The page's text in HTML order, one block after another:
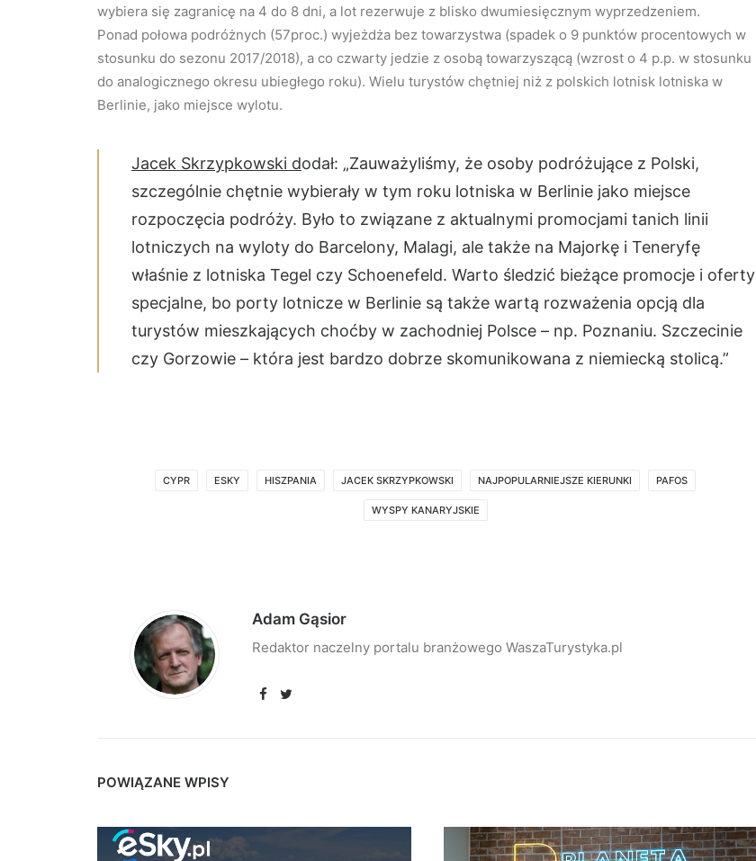
wybiera się zagranicę na 4 do 8 dni, a lot rezerwuje z blisko dwumiesięcznym wyprzedzeniem.
Ponad połowa podróżnych (57proc.) wyjeżdża bez towarzystwa (spadek o 9 punktów procentowych w
stosunku do sezonu 2017/2018), a co czwarty jedzie z osobą towarzyszącą (wzrost o 4 p.p. w stosunku
do analogicznego okresu ubiegłego roku). Wielu turystów chętniej niż z polskich lotnisk lotniska w
Berlinie, jako miejsce wylotu.
Jacek Skrzypkowski dodał: „Zauważyliśmy, że osoby podróżujące z Polski,
szczególnie chętnie wybierały w tym roku lotniska w Berlinie jako miejsce
rozpoczęcia podróży. Było to związane z aktualnymi promocjami tanich linii
lotniczych na wyloty do Barcelony, Malagi, ale także na Majorkę i Teneryfę
właśnie z lotniska Tegel czy Schoenefeld. Warto śledzić bieżące promocje i oferty
specjalne, bo porty lotnicze w Berlinie są także wartą rozważenia opcją dla
turystów mieszkających choćby w zachodniej Polsce – np. Poznaniu. Szczecinie
czy Gorzowie – która jest bardzo dobrze skomunikowana z niemiecką stolicą.”
CYPR ESKY HISZPANIA JACEK SKRZYPKOWSKI NAJPOPULARNIEJSZE KIERUNKI PAFOS
WYSPY KANARYJSKIE
Adam Gąsior
Redaktor naczelny portalu branżowego WaszaTurystyka.pl
POWIĄZANE WPISY